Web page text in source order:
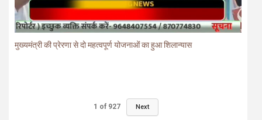
मुख्यमंत्री की प्रेरणा से दो महत्वपूर्ण योजनाओं का हुआ शिलान्यास
1 of 927 Next